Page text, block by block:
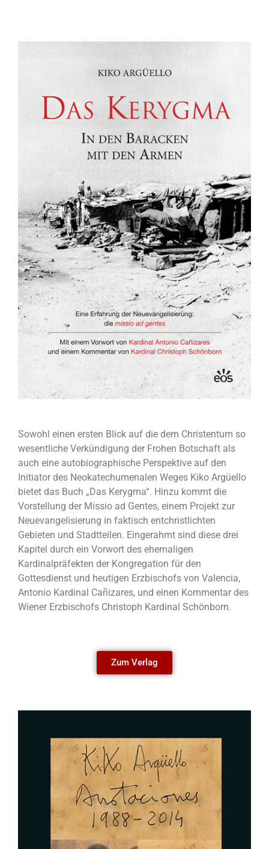
Sowohl einen ersten Blick auf die dem Christentum so
wesentliche Verkündigung der Frohen Botschaft als
auch eine autobiographische Perspektive auf den
Initiator des Neokatechumenalen Weges Kiko Argüello
bietet das Buch „Das Kerygma“. Hinzu kommt die
Vorstellung der Missio ad Gentes, einem Projekt zur
Neuevangelisierung in faktisch entchristlichten
Gebieten und Stadtteilen. Eingerahmt sind diese drei
Kapitel durch ein Vorwort des ehemaligen
Kardinalpräfekten der Kongregation für den
Gottesdienst und heutigen Erzbischofs von Valencia,
Antonio Kardinal Cañizares, und einen Kommentar des
Wiener Erzbischofs Christoph Kardinal Schönborn.
Zum Verlag